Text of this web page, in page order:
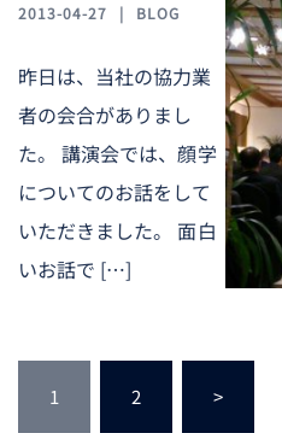
2013-04-27 BLOG
昨日は、当社の協力業
者の会合がありまし
た。 講演会では、顔学
についてのお話をして
いただきました。 面白
いお話で […]
1 2 >